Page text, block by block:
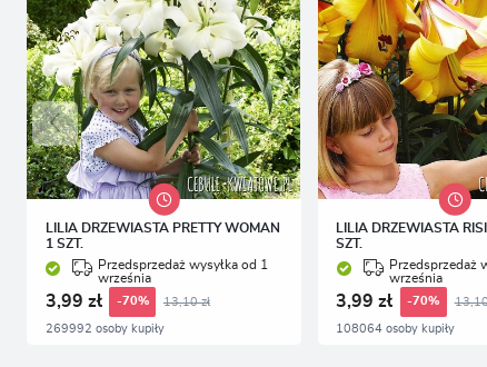
LILIA DRZEWIASTA PRETTY WOMAN
1 SZT.
Przedsprzedaż wysyłka od 1
września
3,99 zł -70% 13,10 zł
269992 osoby kupiły
LILIA DRZEWIASTA
SZT.
Przedsprzedaż
września
3,99 zł -70% 13,10
108064 osoby kupiły